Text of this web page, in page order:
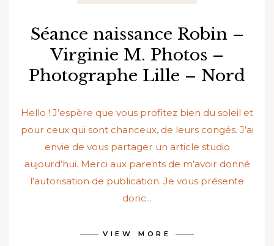
Séance naissance Robin –
Virginie M. Photos –
Photographe Lille – Nord
Hello ! J’espère que vous profitez bien du soleil et
pour ceux qui sont chanceux, de leurs congés. J’ai
envie de vous partager un article studio
aujourd’hui. Merci aux parents de m’avoir donné
l’autorisation de publication. Je vous présente
donc...
VIEW MORE